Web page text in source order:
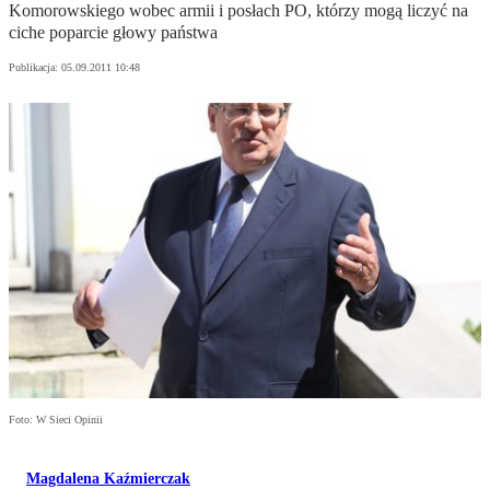
Komorowskiego wobec armii i posłach PO, którzy mogą liczyć na
ciche poparcie głowy państwa
Publikacja: 05.09.2011 10:48
Foto: W Sieci Opinii
Magdalena Kaźmierczak